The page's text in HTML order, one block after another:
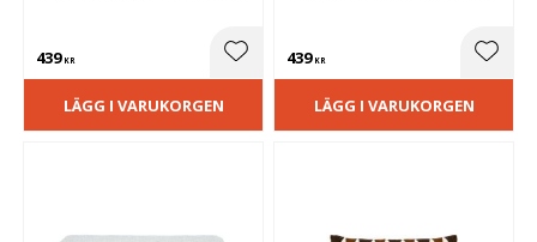
bäddning eller som ett extra
439KR Lägg till i favoriter
LÄGG I VARUKORGEN
bäddning eller som ett extra
439KR
LÄGG I VARUKORGEN